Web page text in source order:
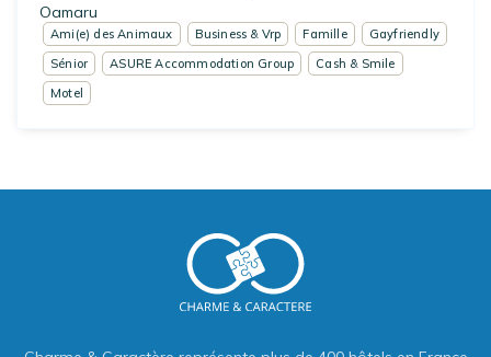
Oamaru
Ami(e) des Animaux Business & Vrp Famille
Gayfriendly
Sénior
ASURE Accommodation Group
Cash & Smile
Motel